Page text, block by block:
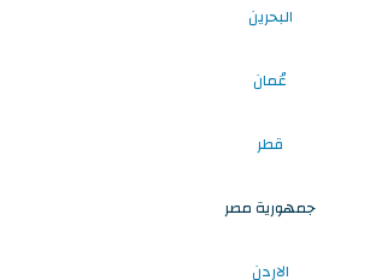
البحرين
عُمان
قطر
جمهورية مصر
الاردن